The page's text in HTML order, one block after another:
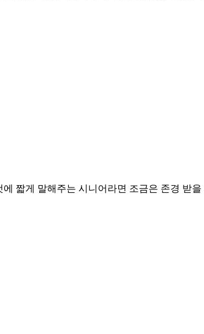
짧게 말해주는 시니어라면 조금은 존경 받